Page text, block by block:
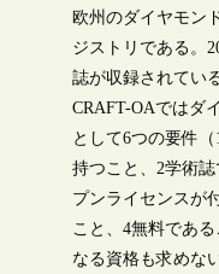
欧州のダイヤモン
ジストリである。
誌が収録されてい
CRAFT-OAではダ
として6つの要件
持つこと、2学術
プンライセンスが
こと、4無料であ
なる資格も求めな